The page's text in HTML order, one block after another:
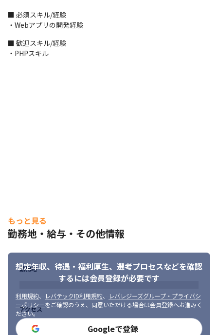
■ 必須スキル/経験
・Webアプリの開発経験
■ 歓迎スキル/経験
・PHPスキル
もっと見る
勤務地・給与・その他情報
想定年収、待遇・福利厚生、 選考プロセスなどを確認
するには会員登録が必要です
利用規約、 レバテックID利用規約、
レバレジーズグループ・プライバシ
ーポリシーをご確認のうえ、同意いただける場合は会員登録へお進みく
ださい。
Googleで登録
勤務地
アクセス